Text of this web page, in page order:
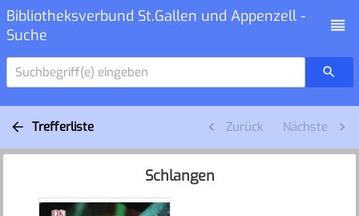
Bibliotheksverbund St.Gallen und Appenzell -
Suche
Suchbegriff(e) eingeben
Trefferliste Zurück Nächste
Schlangen